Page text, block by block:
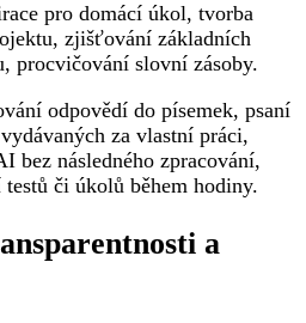
pro domácí úkol, tvorba
zjišťování základních
procvičování slovní zásoby.
odpovědí do písemek, psaní
za vlastní práci,
bez následného zpracování,
či úkolů během hodiny.
a